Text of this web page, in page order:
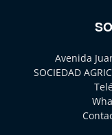
Avenida
SOCIEDAD